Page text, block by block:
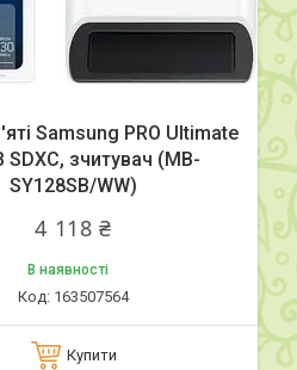
Samsung PRO Ultimate
SDXC, зчитувач (MB-
SY128SB/WW)
4 118 ₴
В наявності
163507564
Купити